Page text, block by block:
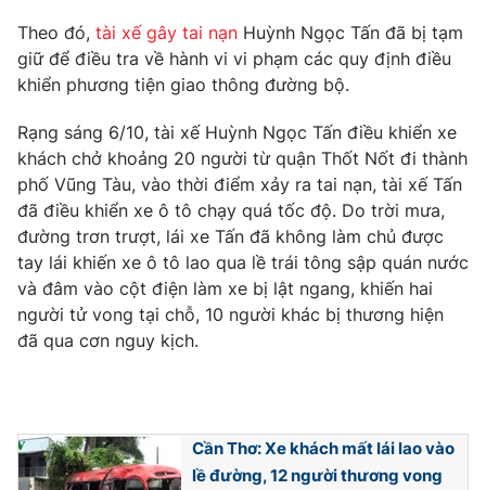
Thế giới đó đây
Kinh tế
Tài chính
Thị trường
Góc doanh nghiệp
Dữ liệu và đời sống
Truyền hình
Phim VTV
Hậu trường
Nhân vật
Khán giả
Giải trí
Điện ảnh
Âm nhạc
Sao
Đời sống
Du lịch
Giáo dục
Học trực tuyến
Hitech Công nghệ tương lai
Giao lưu trực tuyến
Theo đó, tài xế gây tai nạn Huỳnh Ngọc Tấn đã bị tạm
giữ để điều tra về hành vi vi phạm các quy định điều
khiển phương tiện giao thông đường bộ.
Rạng sáng 6/10, tài xế Huỳnh Ngọc Tấn điều khiển xe
khách chở khoảng 20 người từ quận Thốt Nốt đi thành
phố Vũng Tàu, vào thời điểm xảy ra tai nạn, tài xế Tấn
đã điều khiển xe ô tô chạy quá tốc độ. Do trời mưa,
đường trơn trượt, lái xe Tấn đã không làm chủ được
tay lái khiến xe ô tô lao qua lề trái tông sập quán nước
và đâm vào cột điện làm xe bị lật ngang, khiến hai
người tử vong tại chỗ, 10 người khác bị thương hiện
đã qua cơn nguy kịch.
Cần Thơ: Xe khách mất lái lao vào
lề đường, 12 người thương vong